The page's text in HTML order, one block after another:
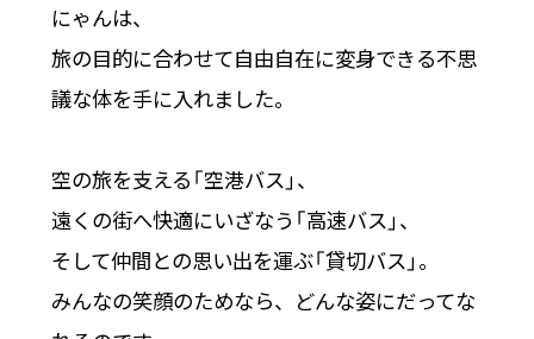
にゃんは、
旅の目的に合わせて自由自在に変身できる不思
議な体を手に入れました。
空の旅を支える「空港バス」、
遠くの街へ快適にいざなう「高速バス」、
そして仲間との思い出を運ぶ「貸切バス」。
みんなの笑顔のためなら、どんな姿にだってな